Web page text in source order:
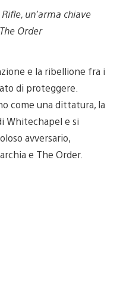
un’arma chiave
Order
e la ribellione fra i
di proteggere.
come una dittatura, la
Whitechapel e si
avversario,
e The Order.